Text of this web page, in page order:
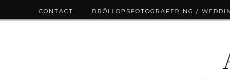
CONTACT BRÖLLOPSFOTOGRAFERING /